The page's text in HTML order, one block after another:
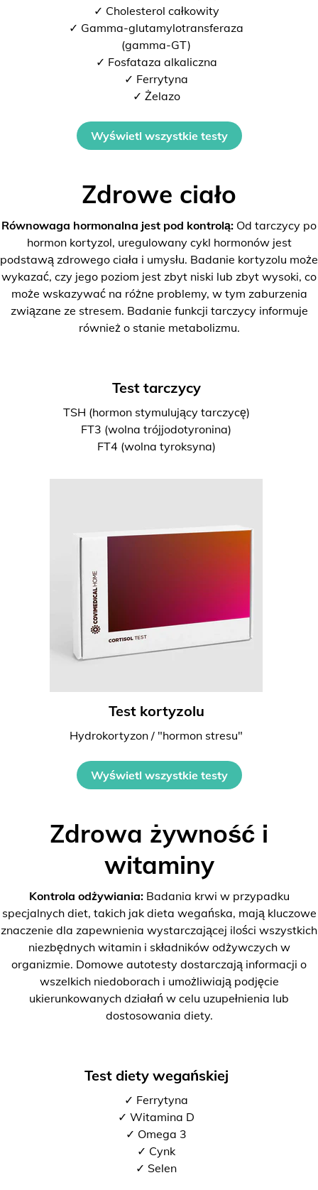
✓ Cholesterol całkowity
✓ Gamma-glutamylotransferaza
(gamma-GT)
✓ Fosfataza alkaliczna
✓ Ferrytyna
✓ Żelazo
Wyświetl wszystkie testy
Zdrowe ciało
Równowaga hormonalna jest pod kontrolą: Od tarczycy po
hormon kortyzol, uregulowany cykl hormonów jest
podstawą zdrowego ciała i umysłu. Badanie kortyzolu może
wykazać, czy jego poziom jest zbyt niski lub zbyt wysoki, co
może wskazywać na różne problemy, w tym zaburzenia
związane ze stresem. Badanie funkcji tarczycy informuje
również o stanie metabolizmu.
Test tarczycy
TSH (hormon stymulujący tarczycę)
FT3 (wolna trójjodotyronina)
FT4 (wolna tyroksyna)
Test kortyzolu
Hydrokortyzon / "hormon stresu"
Wyświetl wszystkie testy
Zdrowa żywność i
witaminy
Kontrola odżywiania:Badania krwi w przypadku
specjalnych diet, takich jak dieta wegańska, mają kluczowe
znaczenie dla zapewnienia wystarczającej ilości wszystkich
niezbędnych witamin i składników odżywczych w
organizmie. Domowe autotesty dostarczają informacji o
wszelkich niedoborach i umożliwiają podjęcie
ukierunkowanych działań w celu uzupełnienia lub
dostosowania diety.
Test diety wegańskiej
✓ Ferrytyna
✓ Witamina D
✓ Omega 3
✓ Cynk
✓ Selen